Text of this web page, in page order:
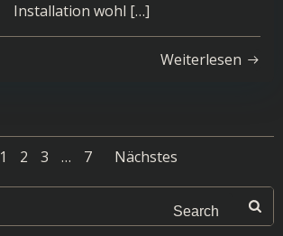
Installation wohl […]
Weiterlesen
Posts
Page
1 Page
2 Page
3 … Page
7
Posts
Nächstes